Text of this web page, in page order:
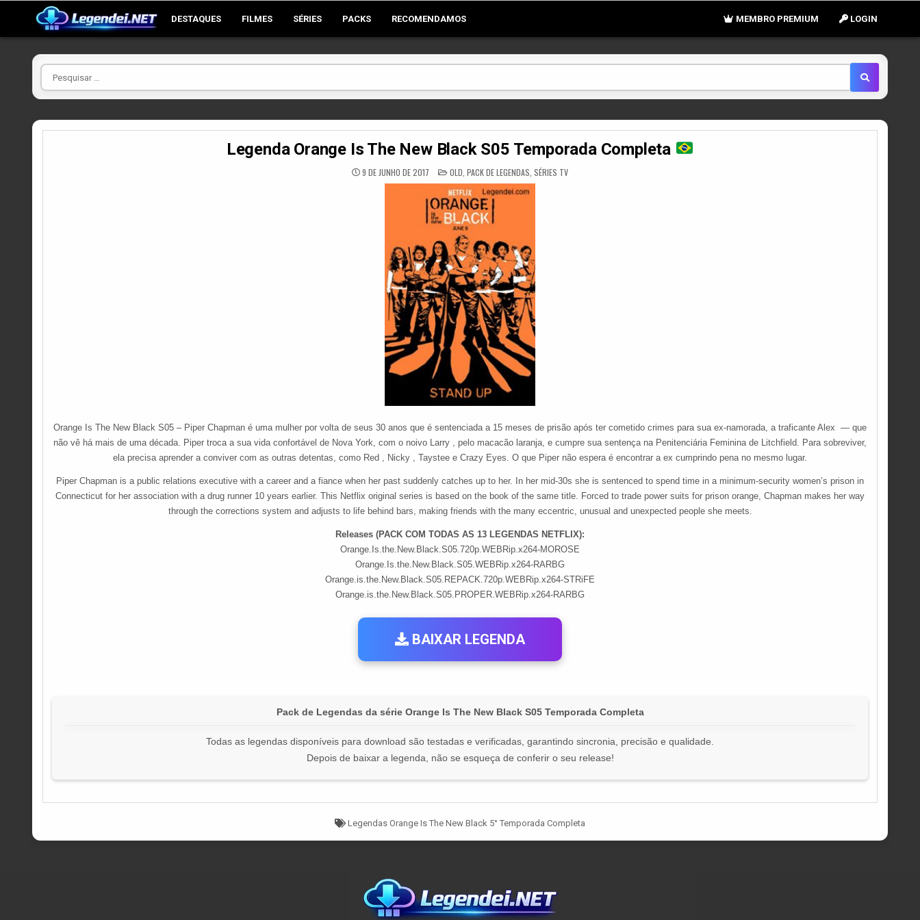
DESTAQUES FILMES SÉRIES PACKS RECOMENDAMOS LOGIN
MEMBRO PREMIUM
Pesquisar
por
Legenda Orange Is The New Black S05 Temporada Completa
9 DE JUNHO DE 2017 POSTED
IN
OLD PACK DE LEGENDAS SÉRIES TV
Orange Is The New Black S05 – Piper Chapman é uma mulher por volta de seus 30 anos que é sentenciada a 15 meses de prisão após ter cometido crimes para sua ex-namorada, a traficante Alex — que
não vê há mais de uma década. Piper troca a sua vida confortável de Nova York, com o noivo Larry , pelo macacão laranja, e cumpre sua sentença na Penitenciária Feminina de Litchfield. Para sobreviver,
ela precisa aprender a conviver com as outras detentas, como Red , Nicky , Taystee e Crazy Eyes. O que Piper não espera é encontrar a ex cumprindo pena no mesmo lugar.
Piper Chapman is a public relations executive with a career and a fiance when her past suddenly catches up to her. In her mid-30s she is sentenced to spend time in a minimum-security women’s prison in
Connecticut for her association with a drug runner 10 years earlier. This Netflix original series is based on the book of the same title. Forced to trade power suits for prison orange, Chapman makes her way
through the corrections system and adjusts to life behind bars, making friends with the many eccentric, unusual and unexpected people she meets.
Releases (PACK COM TODAS AS 13 LEGENDAS NETFLIX):
Orange.Is.the.New.Black.S05.720p.WEBRip.x264-MOROSE
Orange.Is.the.New.Black.S05.WEBRip.x264-RARBG
Orange.is.the.New.Black.S05.REPACK.720p.WEBRip.x264-STRiFE
Orange.is.the.New.Black.S05.PROPER.WEBRip.x264-RARBG
BAIXAR LEGENDA
Pack de Legendas da série Orange Is The New Black S05 Temporada Completa
Todas as legendas disponíveis para download são testadas e verificadas, garantindo sincronia, precisão e qualidade.
Depois de baixar a legenda, não se esqueça de conferir o seu release!
Tagged
Legendas Orange Is The New Black 5° Temporada Completa